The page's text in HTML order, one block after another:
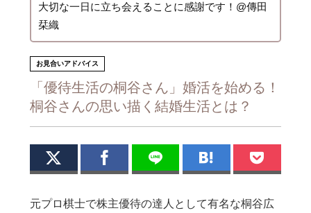
大切な一日に立ち会えることに感謝です！@傳田
栞織
お見合いアドバイス
「優待生活の桐谷さん」婚活を始める！
桐谷さんの思い描く結婚生活とは？
元プロ棋士で株主優待の達人として有名な桐谷広